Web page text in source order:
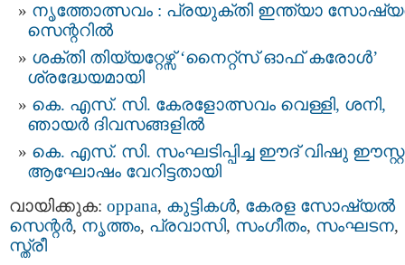
നൃത്തോത്സവം : പ്രയുക്തി ഇന്ത്യാ
സെന്ററിൽ
ശക്തി തിയ്യറ്റേഴ്സ് ‘നൈറ്റ്സ് ഓഫ് കരോൾ’
ശ്രദ്ധേയമായി
കെ. എസ്. സി. കേരളോത്സവം വെള്ളി, ശനി,
ഞായർ ദിവസങ്ങളിൽ
കെ. എസ്. സി. സംഘടിപ്പിച്ച ഈദ് വിഷു
ആഘോഷം വേറിട്ടതായി
വായിക്കുക: oppana, കുട്ടികള്‍, കേരള സോഷ്യല്‍
സെന്റര്‍, നൃത്തം, പ്രവാസി, സംഗീതം, സംഘടന,
സ്ത്രീ